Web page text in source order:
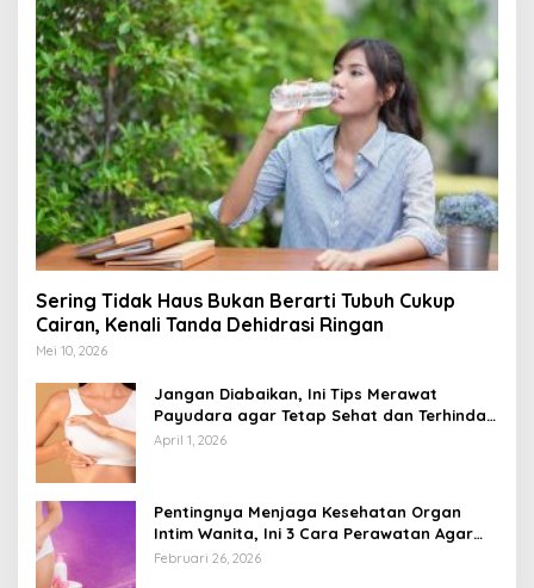
Sering Tidak Haus Bukan Berarti Tubuh Cukup
Cairan, Kenali Tanda Dehidrasi Ringan
Mei 10, 2026
Jangan Diabaikan, Ini Tips Merawat
Payudara agar Tetap Sehat dan Terhindar
dari Risiko Penyakit
April 1, 2026
Pentingnya Menjaga Kesehatan Organ
Intim Wanita, Ini 3 Cara Perawatan Agar
Tetap Bersih
Februari 26, 2026